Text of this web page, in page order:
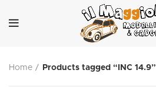
Home Products tagged “INC 14.9”